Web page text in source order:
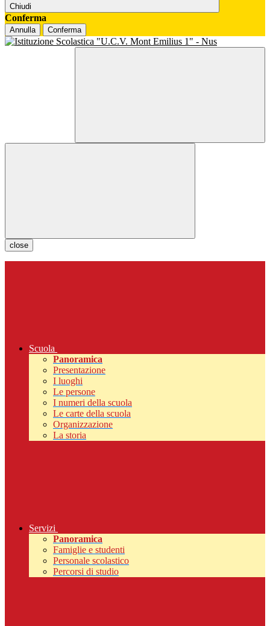
Chiudi
Conferma
Annulla Conferma
close
Scuola
Panoramica
Presentazione
I luoghi
Le persone
I numeri della scuola
Le carte della scuola
Organizzazione
La storia
Servizi
Panoramica
Famiglie e studenti
Personale scolastico
Percorsi di studio